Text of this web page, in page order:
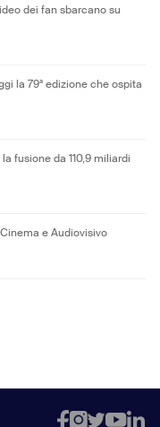
dei fan sbarcano su
la 79ª edizione che ospita
fusione da 110,9 miliardi
e Audiovisivo